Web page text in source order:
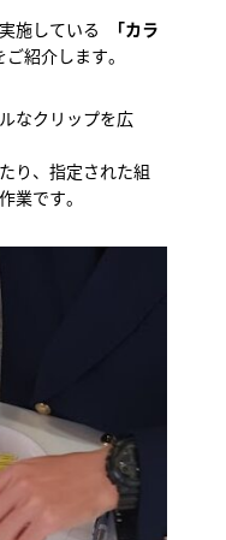
施している
「カラ
紹介します。
なクリップを広
り、指定された組
業です。